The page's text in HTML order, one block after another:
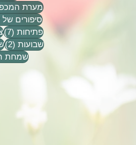
מערת
סיפורים
פתיחות (7) 7 פוסטים
שבועות (2) 2 פוסטים
שמחת